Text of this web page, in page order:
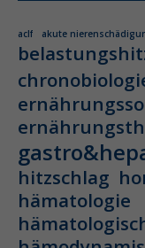
aclf akute
hitzschlag
hämatologie